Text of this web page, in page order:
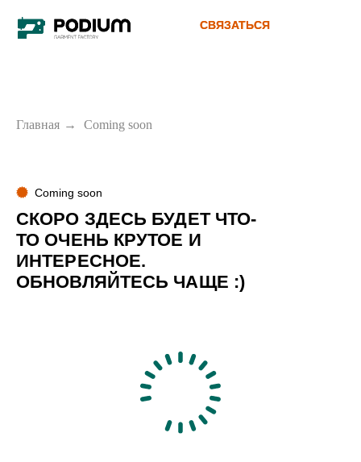
СВЯЗАТЬСЯ
СВЯЗАТЬСЯ
Главная → Сoming soon
Coming soon
СКОРО ЗДЕСЬ БУДЕТ ЧТО-
ТО ОЧЕНЬ КРУТОЕ И
ИНТЕРЕСНОЕ.
ОБНОВЛЯЙТЕСЬ ЧАЩЕ :)